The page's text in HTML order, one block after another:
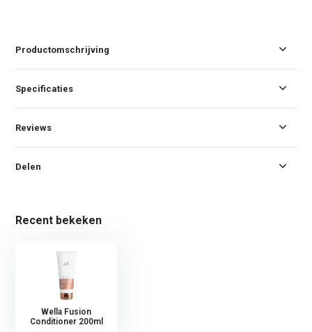
Productomschrijving
Specificaties
Reviews
Delen
Recent bekeken
Wella Fusion
Conditioner 200ml